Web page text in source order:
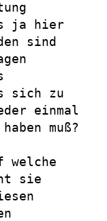
ja hier
sind
sich zu
einmal
muß?
sie